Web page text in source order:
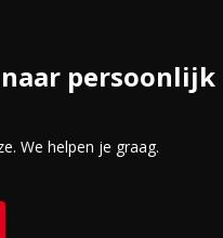
persoonlijk
We helpen je graag.